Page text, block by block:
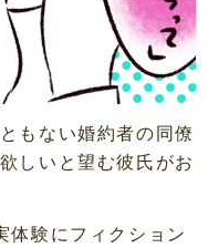
もない婚約者の同僚
しいと望む彼氏がお
体験にフィクション